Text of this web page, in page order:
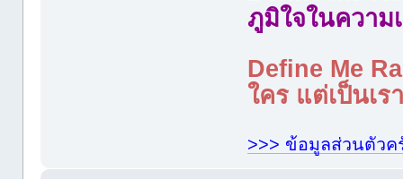
ภูมิใจในความ
Define Me
ใคร แต่เป็นเ
>>> ข้อมูลส่วนตัวค